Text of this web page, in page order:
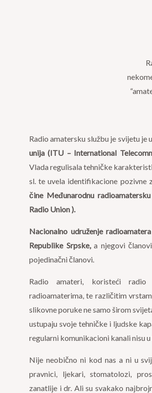
Radio amatersku službu je svijetu je
unija (ITU – International
Vlada regulisala tehničke
sl. te uvela identifikacione pozivne
čine Međunarodnu
Radio Union ).
Nacionalno udruženje
Republike Srpske,a njegovi
pojedinačni članovi.
Radio amateri, koristeći radio
radioamaterima, te različitim
slikovne poruke ne samo širom
ustupaju svoje tehničke i ljudske
regularni komunikacioni kanali nisu
Nije neobično ni kod nas a ni u
pravnici, ljekari, stomatolozi,
zanatlije i dr. Ali su svakako